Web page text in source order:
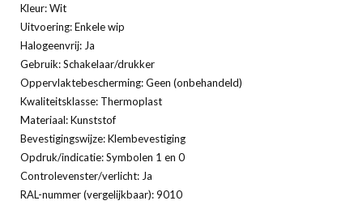
Kleur: Wit
Uitvoering: Enkele wip
Halogeenvrij: Ja
Gebruik: Schakelaar/drukker
Oppervlaktebescherming: Geen (onbehandeld)
Kwaliteitsklasse: Thermoplast
Materiaal: Kunststof
Bevestigingswijze: Klembevestiging
Opdruk/indicatie: Symbolen 1 en 0
Controlevenster/verlicht: Ja
RAL-nummer (vergelijkbaar): 9010